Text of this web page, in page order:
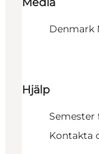
Denmark
Hjälp
Semester
Kontakta